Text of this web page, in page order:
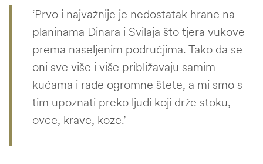
‘Prvo i najvažnije je nedostatak hrane na
planinama Dinara i Svilaja što tjera vukove
prema naseljenim područjima. Tako da se
oni sve više i više približavaju samim
kućama i rade ogromne štete, a mi smo s
tim upoznati preko ljudi koji drže stoku,
ovce, krave, koze.’